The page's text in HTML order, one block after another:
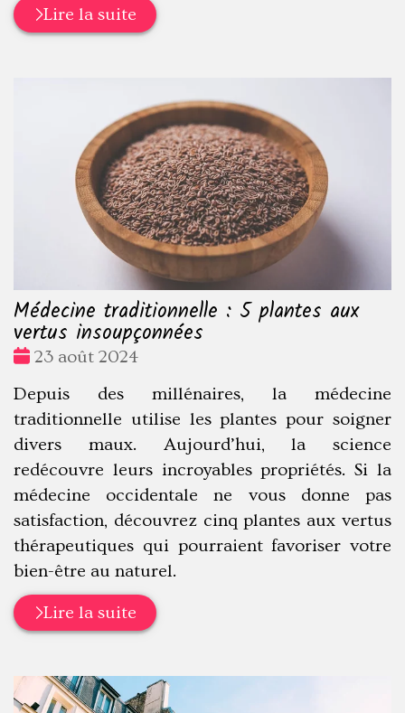
Lire la suite
Médecine traditionnelle : 5 plantes aux
vertus insoupçonnées
Date
23 août 2024
Depuis des millénaires, la médecine
traditionnelle utilise les plantes pour soigner
divers maux. Aujourd’hui, la science
redécouvre leurs incroyables propriétés. Si la
médecine occidentale ne vous donne pas
satisfaction, découvrez cinq plantes aux vertus
thérapeutiques qui pourraient favoriser votre
bien-être au naturel.
Lire la suite